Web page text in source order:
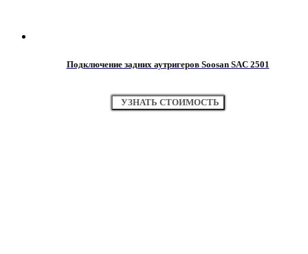
Подключение задних аутригеров Soosan SAC 2501
УЗНАТЬ СТОИМОСТЬ